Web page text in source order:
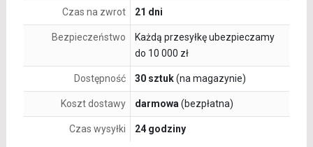
Czas na zwrot 21 dni
Bezpieczeństwo
Każdą przesyłkę ubezpieczamy
do 10 000 zł
Dostępność 30 sztuk(na magazynie)
Koszt dostawy darmowa (bezpłatna)
Czas wysyłki 24 godziny